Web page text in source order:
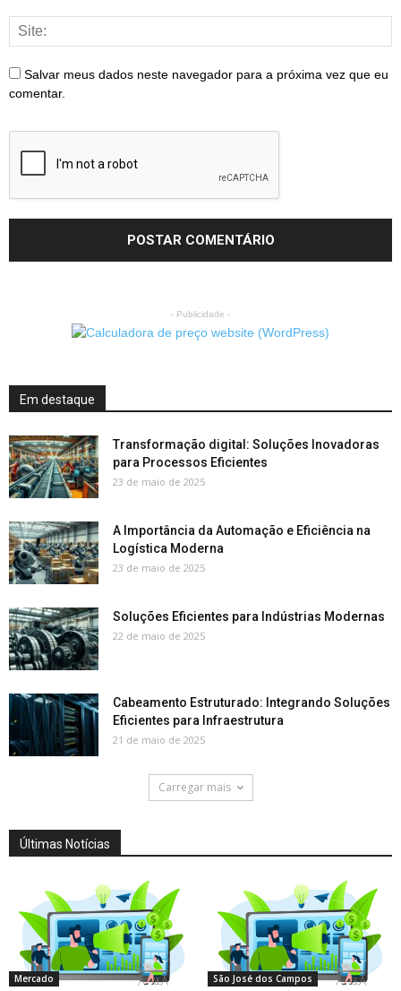
Salvar meus dados neste navegador para a próxima vez que eu
comentar.
- Publicidade -
Em destaque
Transformação digital: Soluções Inovadoras
para Processos Eficientes
23 de maio de 2025
A Importância da Automação e Eficiência na
Logística Moderna
23 de maio de 2025
Soluções Eficientes para Indústrias Modernas
22 de maio de 2025
Cabeamento Estruturado: Integrando Soluções
Eficientes para Infraestrutura
21 de maio de 2025
Carregar mais
Últimas Notícias
Mercado São José dos Campos